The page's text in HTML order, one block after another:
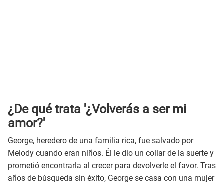
¿De qué trata '¿Volverás a ser mi
amor?'
George, heredero de una familia rica, fue salvado por
Melody cuando eran niños. Él le dio un collar de la suerte y
prometió encontrarla al crecer para devolverle el favor. Tras
años de búsqueda sin éxito, George se casa con una mujer